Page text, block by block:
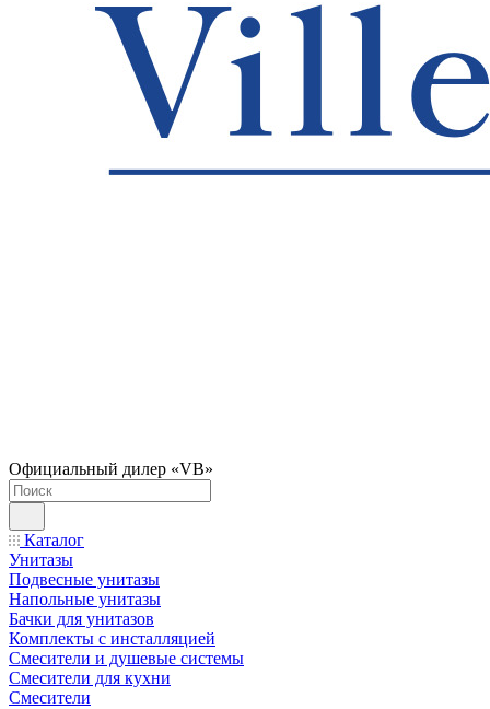
Официальный дилер «VB»
Каталог
Унитазы
Подвесные унитазы
Напольные унитазы
Бачки для унитазов
Комплекты с инсталляцией
Смесители и душевые системы
Смесители для кухни
Смесители